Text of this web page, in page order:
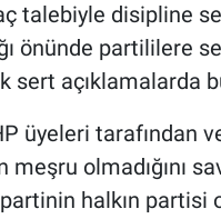
talebiyle disipline
önünde partililere
sert açıklamalarda
üyeleri tarafından
olmadığını
halkın partisi